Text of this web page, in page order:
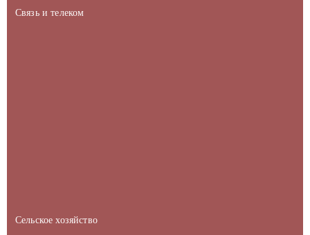
Связь и телеком
Сельское хозяйство